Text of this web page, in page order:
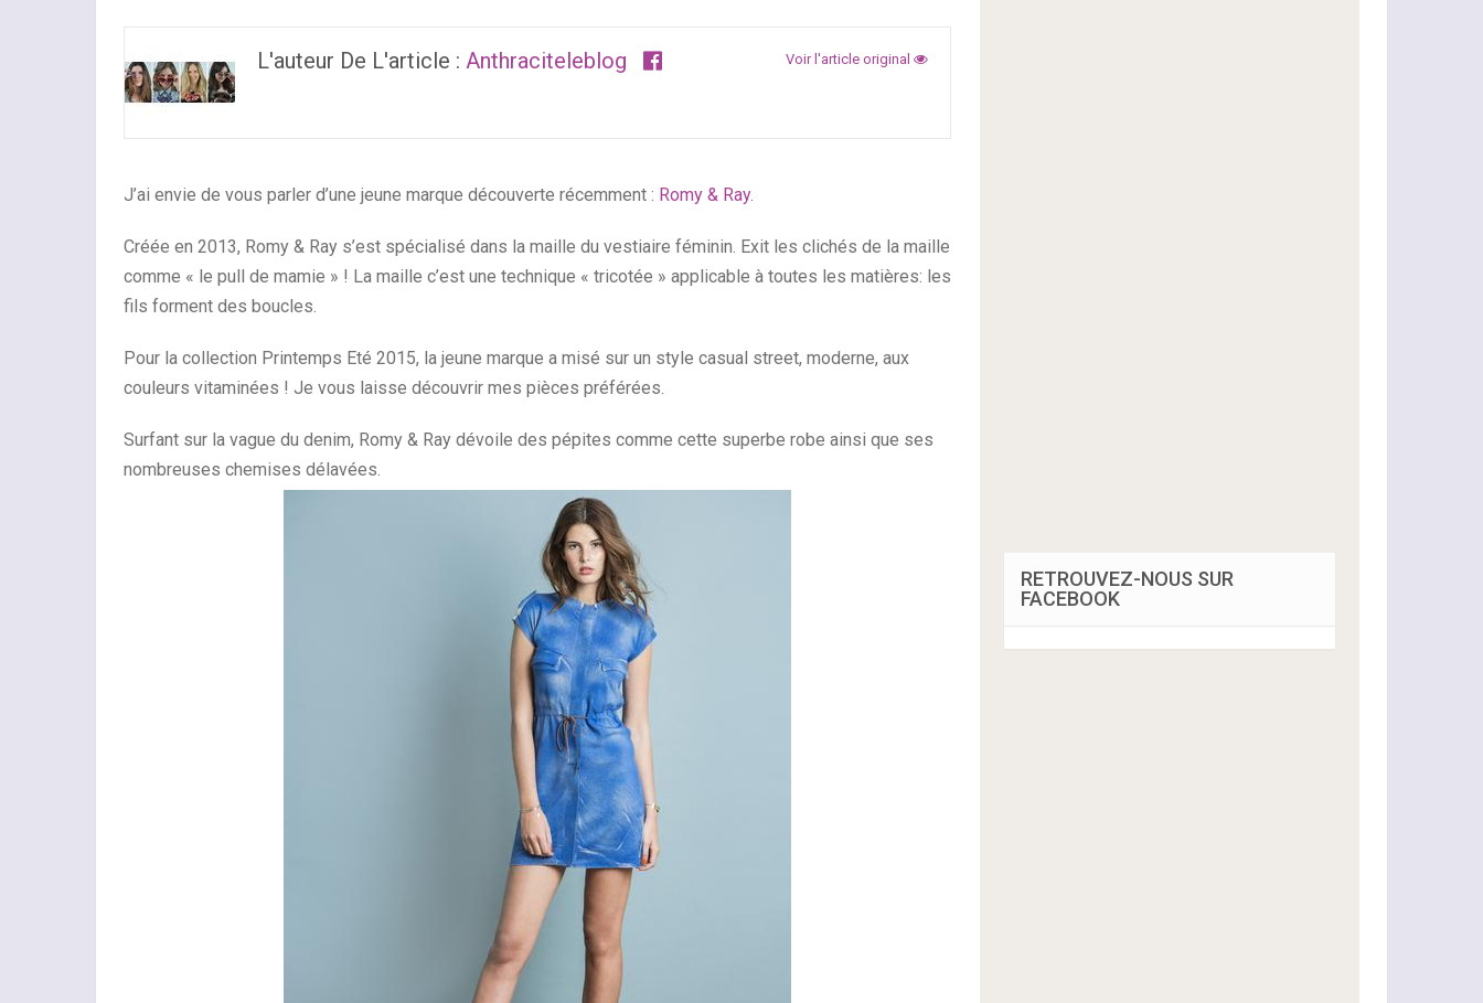
L'auteur De L'article : Anthraciteleblog Voir l'article original
J’ai envie de vous parler d’une jeune marque découverte récemment : Romy & Ray.
Créée en 2013, Romy & Ray s’est spécialisé dans la maille du vestiaire féminin. Exit les clichés de la maille
comme « le pull de mamie » ! La maille c’est une technique « tricotée » applicable à toutes les matières: les
fils forment des boucles.
Pour la collection Printemps Eté 2015, la jeune marque a misé sur un style casual street, moderne, aux
couleurs vitaminées ! Je vous laisse découvrir mes pièces préférées.
Surfant sur la vague du denim, Romy & Ray dévoile des pépites comme cette superbe robe ainsi que ses
nombreuses chemises délavées.
RETROUVEZ-NOUS SUR
FACEBOOK